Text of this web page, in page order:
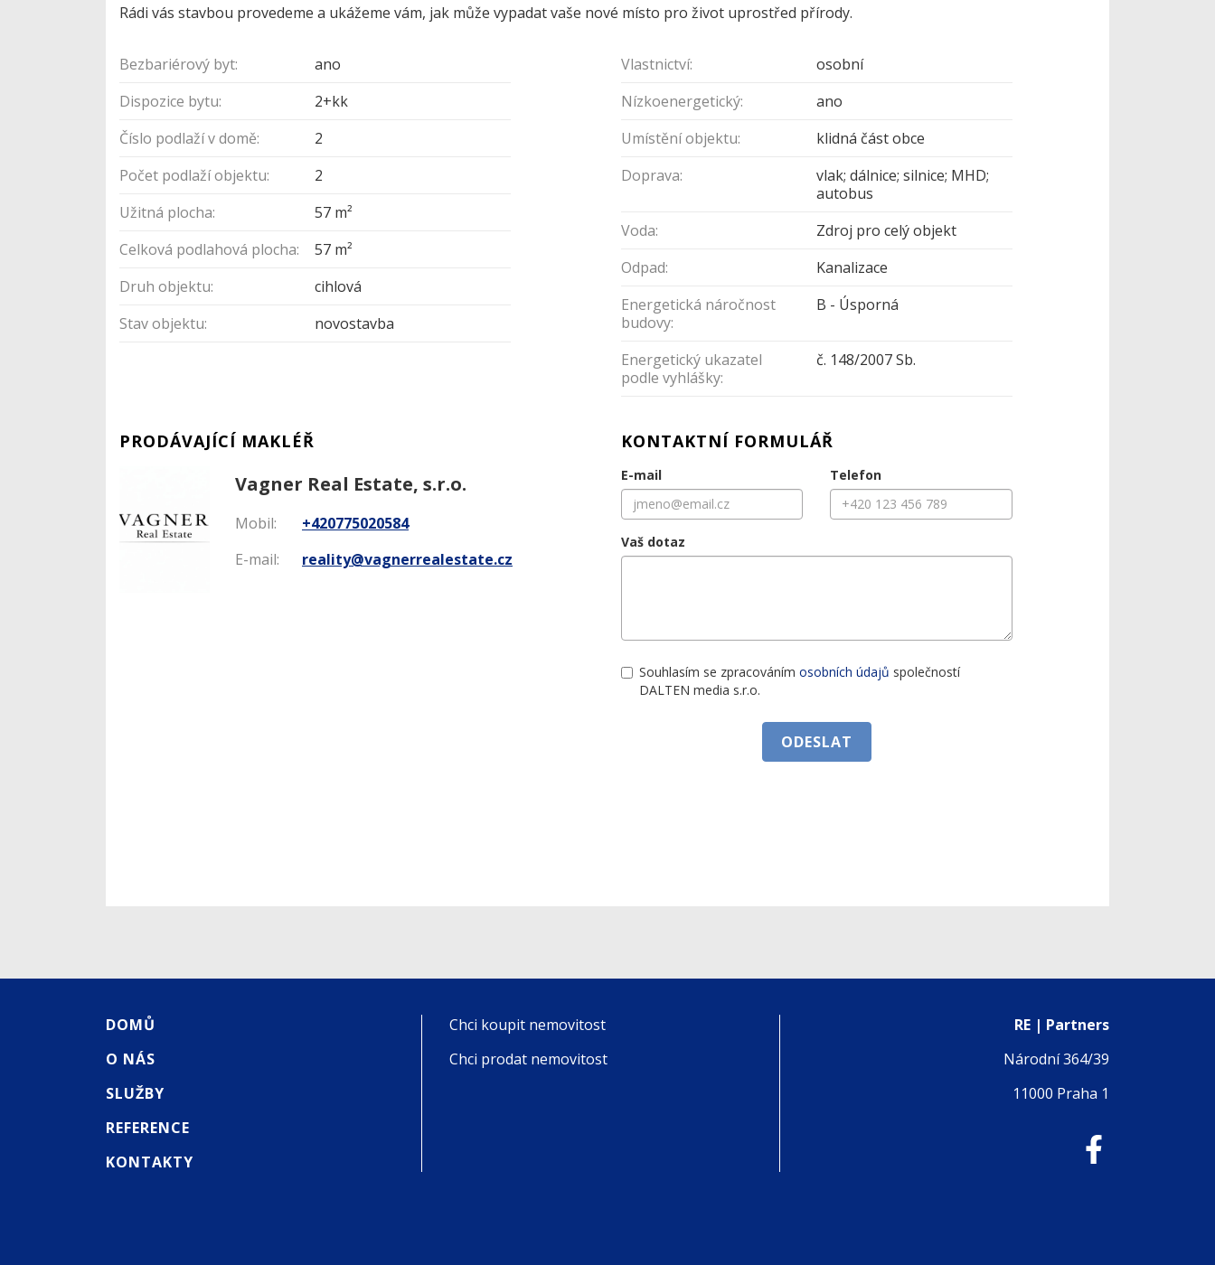
Rádi vás stavbou provedeme a ukážeme vám, jak může vypadat vaše nové místo pro život uprostřed přírody.
Bezbariérový byt:
ano
Dispozice bytu:
2+kk
Číslo podlaží v domě:
2
Počet podlaží objektu:
2
Užitná plocha:
57 m²
Celková podlahová plocha:
57 m²
Druh objektu:
cihlová
Stav objektu:
novostavba
Vlastnictví:
osobní
Nízkoenergetický:
ano
Umístění objektu:
klidná část obce
Doprava:
vlak; dálnice; silnice; MHD;
autobus
Voda:
Zdroj pro celý objekt
Odpad:
Kanalizace
Energetická náročnost
budovy:
B - Úsporná
Energetický ukazatel
podle vyhlášky:
č. 148/2007 Sb.
PRODÁVAJÍCÍ MAKLÉŘ
Vagner Real Estate, s.r.o.
Mobil:
+420775020584
E-mail:
reality@vagnerrealestate.cz
KONTAKTNÍ FORMULÁŘ
E-mail Telefon
Vaš dotaz
Souhlasím se zpracováním osobních údajů společností
DALTEN media s.r.o.
ODESLAT
DOMŮ
O NÁS
SLUŽBY
REFERENCE
KONTAKTY
Chci koupit nemovitost
Chci prodat nemovitost
RE | Partners
Národní 364/39
11000 Praha 1